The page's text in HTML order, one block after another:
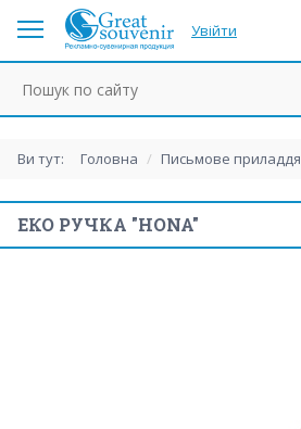
Увійти
Ви тут: Головна / Письмове приладдя
ЕКО РУЧКА "HONA"